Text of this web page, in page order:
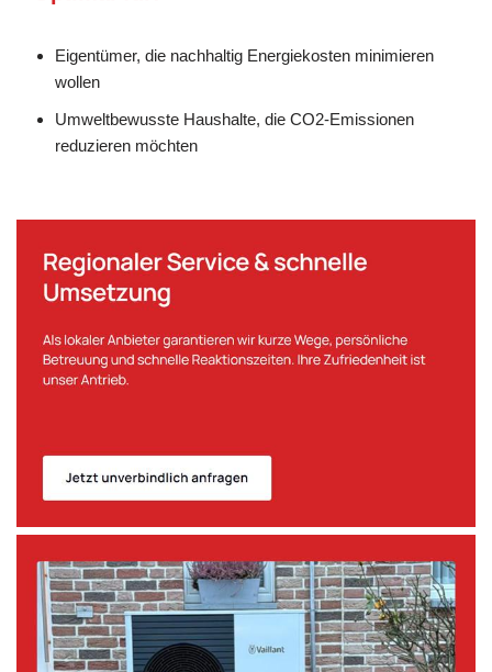
Eigentümer, die nachhaltig Energiekosten minimieren
wollen
Umweltbewusste Haushalte, die CO2-Emissionen
reduzieren möchten